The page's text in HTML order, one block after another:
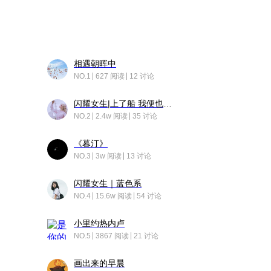
相遇朝晖中
NO.1 627 阅读 12 讨论
NO.2 2.4w 阅读 35 讨论
《暮汀》
NO.3 3w 阅读 13 讨论
闪耀女生｜蓝色系
NO.4 15.6w 阅读 54 讨论
小里约热内卢
NO.5 3867 阅读 21 讨论
画出来的早晨